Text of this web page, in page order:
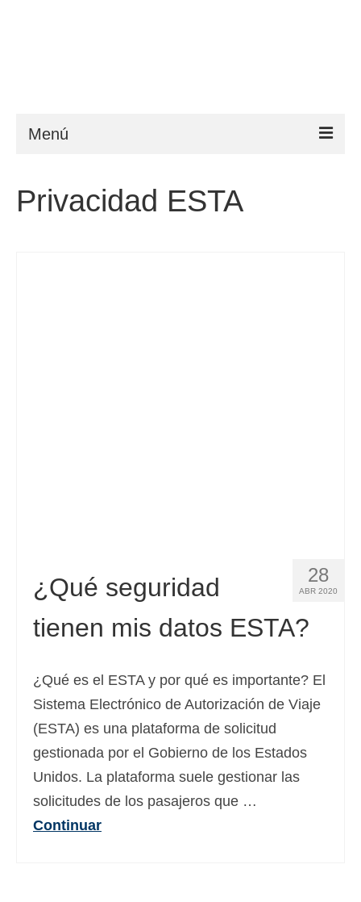
Menú
Requisitos
Nederlands Holandés )
Suomi(Finlandés )
Français( Francés)
Ελληνικά(Griego)
עברית( Hebreo)
Privacidad ESTA
28
ABR 2020
¿Qué seguridad
tienen mis datos ESTA?
¿Qué es el ESTA y por qué es importante? El
Sistema Electrónico de Autorización de Viaje
(ESTA) es una plataforma de solicitud
gestionada por el Gobierno de los Estados
Unidos. La plataforma suele gestionar las
solicitudes de los pasajeros que …
Continuar